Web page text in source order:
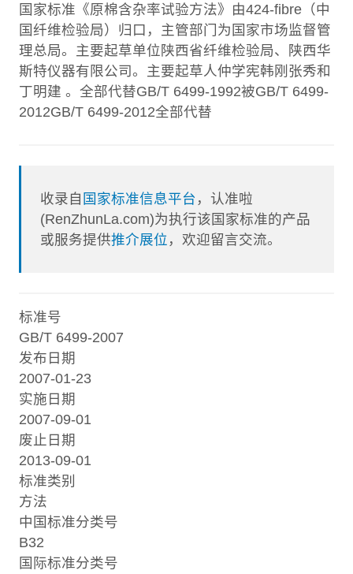
国家标准《原棉含杂率试验方法》由424-fibre（中
国纤维检验局）归口，主管部门为国家市场监督管
理总局。主要起草单位陕西省纤维检验局、陕西华
斯特仪器有限公司。主要起草人仲学宪韩刚张秀和
丁明建 。全部代替GB/T 6499-1992被GB/T 6499-
2012GB/T 6499-2012全部代替
收录自 国家标准信息平台 ，认准啦
(RenZhunLa.com)为执行该国家标准的产品
或服务提供推介展位 ，欢迎留言交流。
标准号
GB/T 6499-2007
发布日期
2007-01-23
实施日期
2007-09-01
废止日期
2013-09-01
标准类别
方法
中国标准分类号
B32
国际标准分类号